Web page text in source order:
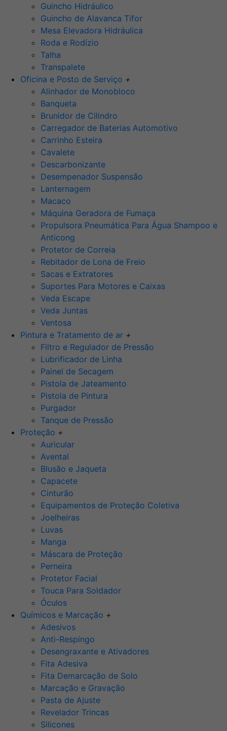
Guincho Hidráulico
Guincho de Alavanca Tifor
Mesa Elevadora Hidráulica
Roda e Rodízio
Talha
Transpalete
Oficina e Posto de Serviço +
Alinhador de Monobloco
Banqueta
Brunidor de Cilindro
Carregador de Baterias Automotivo
Carrinho Esteira
Cavalete
Descarbonizante
Desempenador Suspensão
Lanternagem
Macaco
Máquina Geradora de Fumaça
Propulsora Pneumática Para Água Shampoo e
Anticong
Protetor de Correia
Rebitador de Lona de Freio
Sacas e Extratores
Suportes Para Motores e Caixas
Veda Escape
Veda Juntas
Ventosa
Pintura e Tratamento de ar +
Filtro e Regulador de Pressão
Lubrificador de Linha
Painel de Secagem
Pistola de Jateamento
Pistola de Pintura
Purgador
Tanque de Pressão
Proteção +
Auricular
Avental
Blusão e Jaqueta
Capacete
Cinturão
Equipamentos de Proteção Coletiva
Joelheiras
Luvas
Manga
Máscara de Proteção
Perneira
Protetor Facial
Touca Para Soldador
Óculos
Químicos e Marcação +
Adesivos
Anti-Respingo
Desengraxante e Ativadores
Fita Adesiva
Fita Demarcação de Solo
Marcação e Gravação
Pasta de Ajuste
Revelador Trincas
Silicones